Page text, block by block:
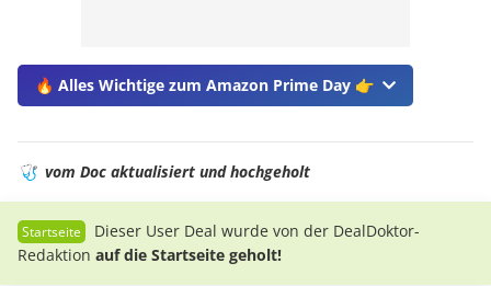
🔥 Alles Wichtige zum Amazon Prime Day 👉
🩺 vom Doc aktualisiert und hochgeholt
Dieser User Deal wurde von der DealDoktor-
Redaktion auf die Startseite geholt!